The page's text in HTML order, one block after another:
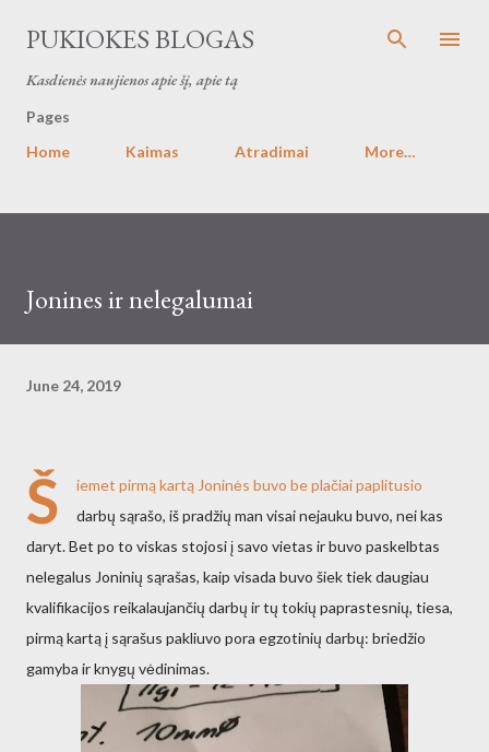
Skip to main content
PUKIOKES BLOGAS
Kasdienės naujienos apie šį, apie tą
Pages
Home
Kaimas Atradimai More…
Jonines ir nelegalumai
June 24, 2019
Š
iemet pirmą kartą Joninės buvo be plačiai paplitusio
darbų sąrašo, iš pradžių man visai nejauku buvo, nei kas
daryt. Bet po to viskas stojosi į savo vietas ir buvo paskelbtas
nelegalus Joninių sąrašas, kaip visada buvo šiek tiek daugiau
kvalifikacijos reikalaujančių darbų ir tų tokių paprastesnių, tiesa,
pirmą kartą į sąrašus pakliuvo pora egzotinių darbų: briedžio
gamyba ir knygų vėdinimas.